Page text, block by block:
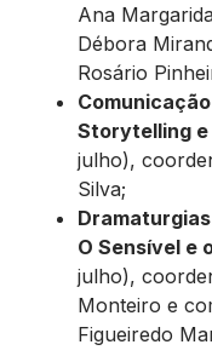
Ana
Débora
Rosário
Storytelling e
julho),
Silva;
O Sensível e
julho),
Monteiro e
Figueiredo